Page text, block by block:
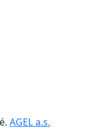
AGEL a.s.